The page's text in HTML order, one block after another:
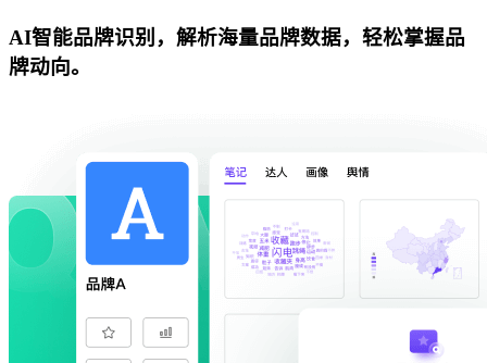
AI智能品牌识别，解析海量品牌数据，轻松掌握品
牌动向。